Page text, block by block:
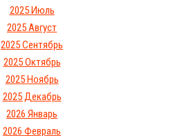
2025 Июль
2025 Август
2025 Сентябрь
2025 Октябрь
2025 Ноябрь
2025 Декабрь
2026 Январь
2026 Февраль